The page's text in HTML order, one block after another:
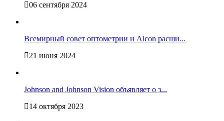
06 сентября 2024
Всемирный совет оптометрии и Alcon расши...
21 июня 2024
Johnson and Johnson Vision объявляет о з...
14 октября 2023